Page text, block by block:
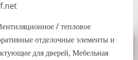
/ тепловое
отделочные элементы и
для дверей, Мебельная